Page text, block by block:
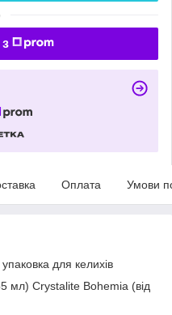
Оплата Умови
для келихів
мл) Crystalite Bohemia (від